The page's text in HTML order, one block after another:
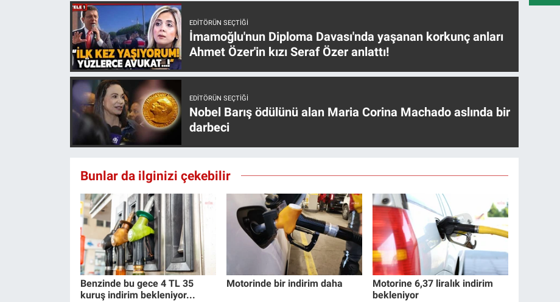
EDITÖRÜN SEÇTIĞI
İmamoğlu'nun Diploma Davası'nda yaşanan korkunç anları
Ahmet Özer'in kızı Seraf Özer anlattı!
EDITÖRÜN SEÇTIĞI
Nobel Barış ödülünü alan Maria Corina Machado aslında bir
darbeci
Bunlar da ilginizi çekebilir
Benzinde bu gece 4 TL 35
kuruş indirim bekleniyor...
Motorinde bir indirim daha
Motorine 6,37 liralık indirim
bekleniyor
Yerel Gündem
Yerel Yaşam
Canlı Yayın